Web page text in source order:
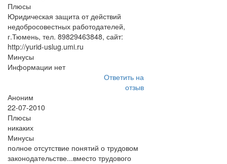
Плюсы
Юридическая защита от действий
недобросовестных работодателей,
г.Тюмень, тел. 89829463848, сайт:
http://yurid-uslug.umi.ru
Минусы
Информации нет
Ответить на
отзыв
Аноним
22-07-2010
Плюсы
никаких
Минусы
полное отсутствие понятий о трудовом
законодательстве...вместо трудового